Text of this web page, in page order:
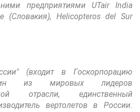
предприятиями UTair India
(Словакия), Helicopteros del Sur
(входит в Госкорпорацию
из мировых лидеров
отрасли, единственный
вертолетов в России.